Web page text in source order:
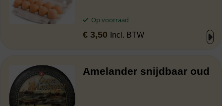
Op voorraad
€ 3,50 Incl. BTW
Amelander snijdbaar oud